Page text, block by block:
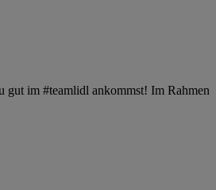
gut im #teamlidl ankommst! Im Rahmen